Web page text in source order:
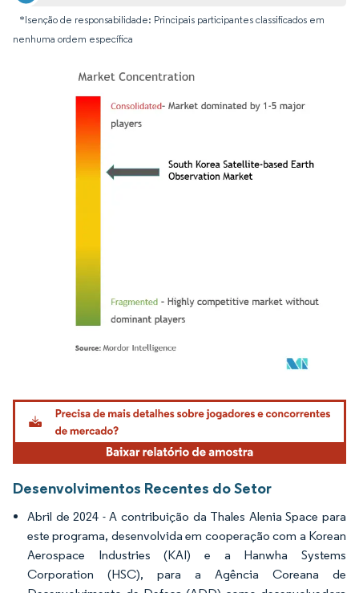
*Isenção de responsabilidade: Principais participantes classificados em
nenhuma ordem específica
Imagem © Mordor Intelligence. O reuso requer atribuição conforme CC BY 4.0.
Desenvolvimentos Recentes do Setor
Abril de 2024 - A contribuição da Thales Alenia Space para
este programa, desenvolvida em cooperação com a Korean
Aerospace Industries (KAI) e a Hanwha Systems
Corporation (HSC), para a Agência Coreana de